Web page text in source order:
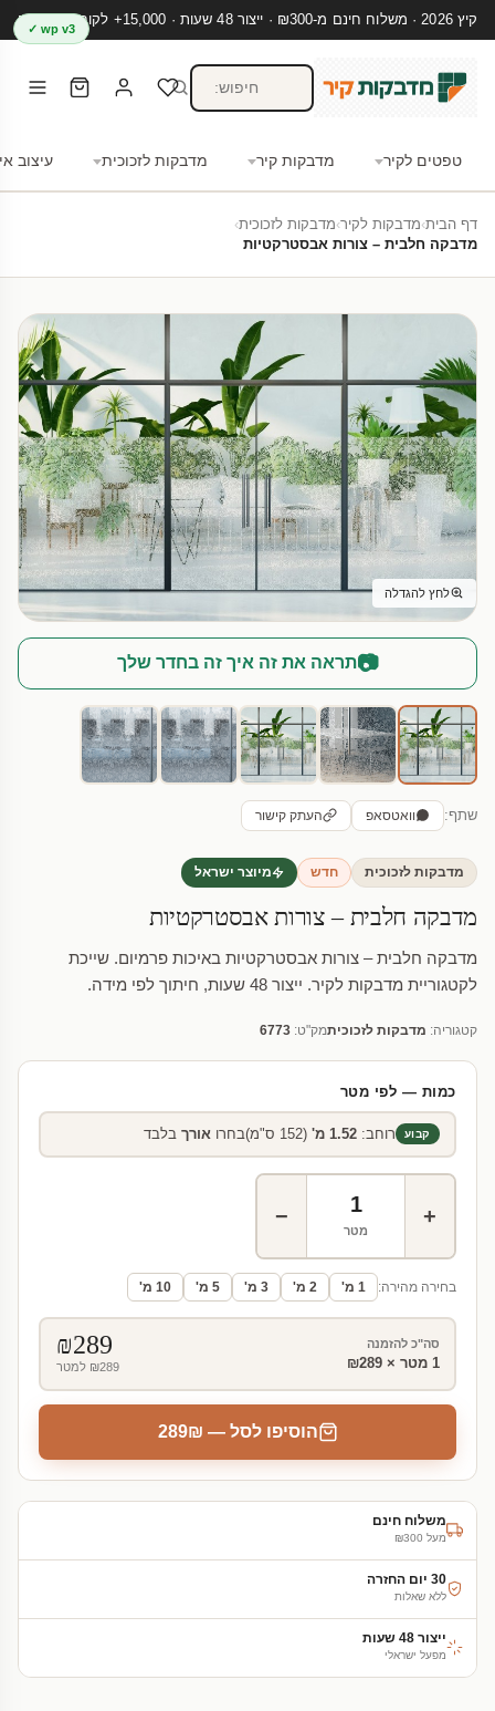
קיץ 2026 · משלוח חינם מ-₪300 · ייצור 48 שעות · 15,000+ לקוחות מרוצים
טפטים לקיר מדבקות קיר מדבקות לזכוכית עיצוב
wp v3 ✓
דף הבית›מדבקות לקיר›מדבקות לזכוכית›
מדבקה חלבית – צורות אבסטרקטיות
לחץ להגדלה
📷תראה את זה איך זה בחדר שלך
שתף: וואטסאפ העתק קישור
מדבקות לזכוכית חדש מיוצר ישראל
מדבקה חלבית – צורות אבסטרקטיות
מדבקה חלבית – צורות אבסטרקטיות באיכות פרמיום. שייכת
לקטגוריית מדבקות לקיר. ייצור 48 שעות, חיתוך לפי מידה.
קטגוריה: מדבקות לזכוכיתמק"ט: 6773
כמות — לפי מטר
קבוע רוחב:1.52 מ' (152 ס"מ) בחרואורך בלבד
+
מטר
−
בחירה מהירה: 1 מ' 2 מ' 3 מ' 5 מ' 10 מ'
סה"כ להזמנה
1 מטר × ₪289
₪289
₪289 למטר
הוסיפו לסל — ₪289
משלוח חינם
מעל ₪300
30 יום החזרה
ללא שאלות
ייצור 48 שעות
מפעל ישראלי